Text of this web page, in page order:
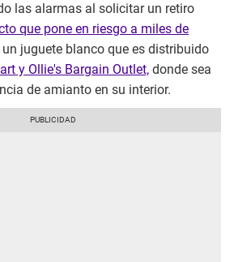
las alarmas al solicitar un retiro
que pone en riesgo a miles de
un juguete blanco que es distribuido
y Ollie's Bargain Outlet, donde sea
de amianto en su interior.